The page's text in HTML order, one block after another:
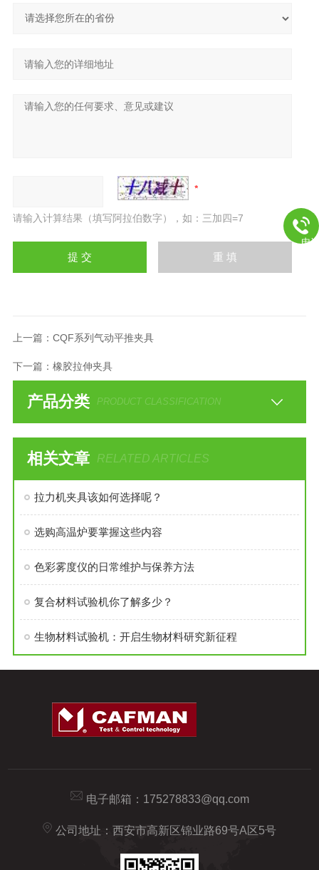
请输入计算结果（填写阿拉伯数字），如：三加四=7
上一篇： CQF系列气动平推夹具
下一篇： 橡胶拉伸夹具
产品分类 PRODUCT CLASSIFICATION
相关文章 RELATED ARTICLES
拉力机夹具该如何选择呢？
选购高温炉要掌握这些内容
色彩雾度仪的日常维护与保养方法
复合材料试验机你了解多少？
生物材料试验机：开启生物材料研究新征程
电子邮箱： 175278833@qq.com
公司地址：西安市高新区锦业路69号A区5号
电